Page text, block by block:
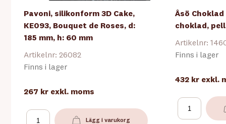
Pavoni, silikonform 3D Cake,
KE093, Bouquet de Roses, d:
185 mm, h: 60 mm
Artikelnr: 26082
Finns i lager
267 kr exkl. moms
Lägg i varukorg
Åsö
choklad,
Artikelnr:
Finns i lager
432 kr exkl.